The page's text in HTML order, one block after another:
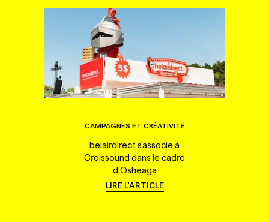
CAMPAGNES ET CRÉATIVITÉ
belairdirect s'associe à
Croissound dans le cadre
d'Osheaga
LIRE L'ARTICLE